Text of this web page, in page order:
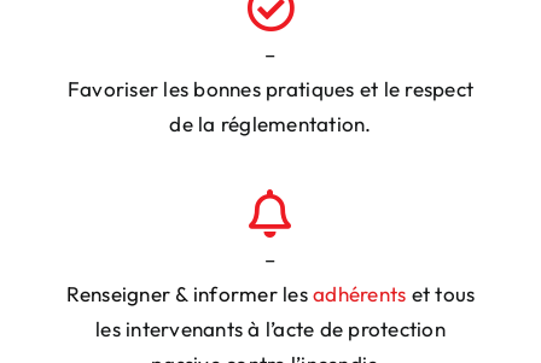
–
Favoriser les bonnes pratiques et le respect
de la réglementation.
–
Renseigner & informerlesadhérents et tous
les intervenants à l’acte de protection